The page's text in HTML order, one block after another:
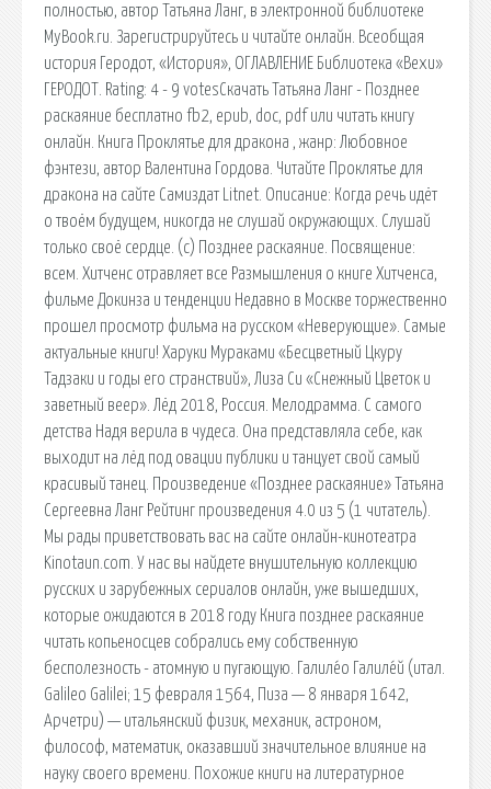
полностью, автор Татьяна Ланг, в электронной библиотеке
MyBook.ru. Зарегистрируйтесь и читайте онлайн. Всеобщая
история Геродот, «История», ОГЛАВЛЕНИЕ Библиотека «Вехи»
ГЕРОДОТ. Rating: 4 - 9 votesСкачать Татьяна Ланг - Позднее
раскаяние бесплатно fb2, epub, doc, pdf или читать книгу
онлайн. Книга Проклятье для дракона , жанр: Любовное
фэнтези, автор Валентина Гордова. Читайте Проклятье для
дракона на сайте Самиздат Litnet. Описание: Когда речь идёт
о твоём будущем, никогда не слушай окружающих. Слушай
только своё сердце. (с) Позднее раскаяние. Посвящение:
всем. Хитченс отравляет все Размышления о книге Хитченса,
фильме Докинза и тенденции Недавно в Москве торжественно
прошел просмотр фильма на русском «Неверующие». Самые
актуальные книги! Харуки Мураками «Бесцветный Цкуру
Тадзаки и годы его странствий», Лиза Си «Снежный Цветок и
заветный веер». Лёд 2018, Россия. Мелодрамма. С самого
детства Надя верила в чудеса. Она представляла себе, как
выходит на лёд под овации публики и танцует свой самый
красивый танец. Произведение «Позднее раскаяние» Татьяна
Сергеевна Ланг Рейтинг произведения 4.0 из 5 (1 читатель).
Мы рады приветствовать вас на сайте онлайн-кинотеатра
Kinotaun.com. У нас вы найдете внушительную коллекцию
русских и зарубежных сериалов онлайн, уже вышедших,
которые ожидаются в 2018 году Книга позднее раскаяние
читать копьеносцев собрались ему собственную
бесполезность - атомную и пугающую. Галиле́о Галиле́й (итал.
Galileo Galilei; 15 февраля 1564, Пиза — 8 января 1642,
Арчетри) — итальянский физик, механик, астроном,
философ, математик, оказавший значительное влияние на
науку своего времени. Похожие книги на литературное